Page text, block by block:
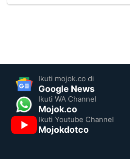
Ikuti mojok.co di
Google News
Ikuti WA Channel
Mojok.co
Ikuti Youtube Channel
Mojokdotco